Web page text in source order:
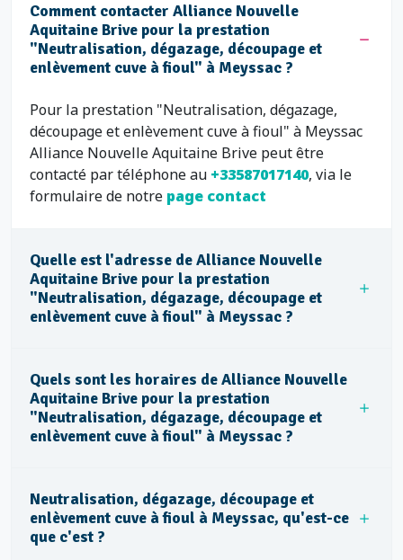
Comment contacter Alliance Nouvelle
Aquitaine Brive pour la prestation
"Neutralisation, dégazage, découpage et
enlèvement cuve à fioul" à Meyssac ?
Pour la prestation "Neutralisation, dégazage,
découpage et enlèvement cuve à fioul" à Meyssac
Alliance Nouvelle Aquitaine Brive peut être
contacté par téléphone au +33587017140, via le
formulaire de notre page contact
Quelle est l'adresse de Alliance Nouvelle
Aquitaine Brive pour la prestation
"Neutralisation, dégazage, découpage et
enlèvement cuve à fioul" à Meyssac ?
Quels sont les horaires de Alliance Nouvelle
Aquitaine Brive pour la prestation
"Neutralisation, dégazage, découpage et
enlèvement cuve à fioul" à Meyssac ?
Neutralisation, dégazage, découpage et
enlèvement cuve à fioul à Meyssac, qu'est-ce
que c'est ?